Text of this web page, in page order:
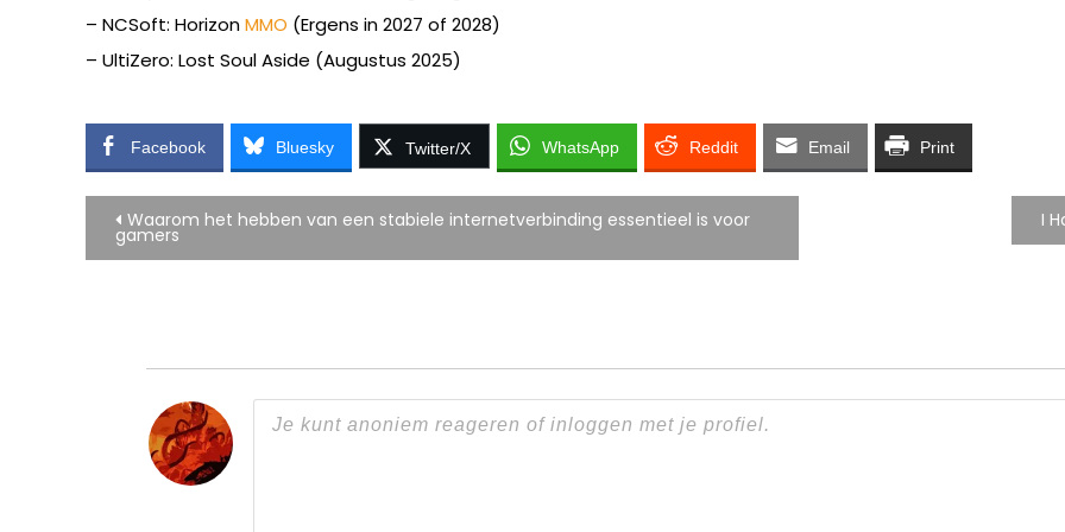
– NCSoft: HorizonMMO (Ergens in 2027 of 2028)
– UltiZero: Lost Soul Aside (Augustus 2025)
Facebook Bluesky Twitter/X WhatsApp Reddit Email Print
Bericht
navigatie
Waarom het hebben van een stabiele internetverbinding essentieel is voor
gamers
I